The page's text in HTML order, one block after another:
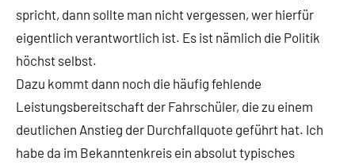
spricht, dann sollte man nicht vergessen, wer hierfür
eigentlich verantwortlich ist. Es ist nämlich die Politik
höchst selbst.
Dazu kommt dann noch die häufig fehlende
Leistungsbereitschaft der Fahrschüler, die zu einem
deutlichen Anstieg der Durchfallquote geführt hat. Ich
habe da im Bekanntenkreis ein absolut typisches